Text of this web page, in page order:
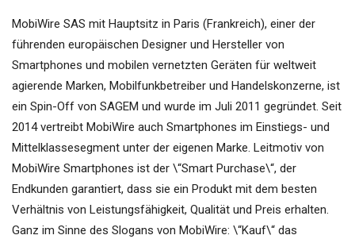
MobiWire SAS mit Hauptsitz in Paris (Frankreich), einer der
führenden europäischen Designer und Hersteller von
Smartphones und mobilen vernetzten Geräten für weltweit
agierende Marken, Mobilfunkbetreiber und Handelskonzerne, ist
ein Spin-Off von SAGEM und wurde im Juli 2011 gegründet. Seit
2014 vertreibt MobiWire auch Smartphones im Einstiegs- und
Mittelklassesegment unter der eigenen Marke. Leitmotiv von
MobiWire Smartphones ist der \“Smart Purchase\“, der
Endkunden garantiert, dass sie ein Produkt mit dem besten
Verhältnis von Leistungsfähigkeit, Qualität und Preis erhalten.
Ganz im Sinne des Slogans von MobiWire: \“Kauf\“ das